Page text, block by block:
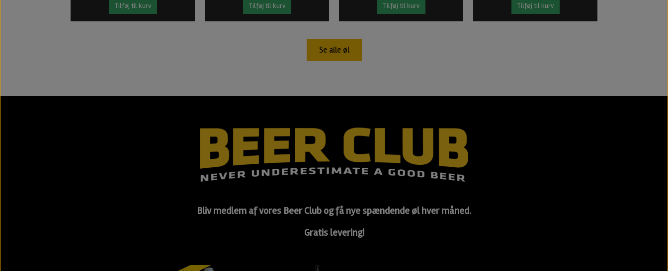
Tilføj til kurv Tilføj til kurv Tilføj til kurv Tilføj til kurv
Se alle øl
Bliv medlem af vores Beer Club og få nye spændende øl hver måned.
Gratis levering!